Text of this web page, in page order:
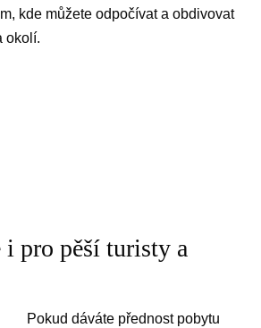
kde můžete odpočívat a obdivovat
okolí.
i pro pěší turisty a
Pokud dáváte přednost pobytu